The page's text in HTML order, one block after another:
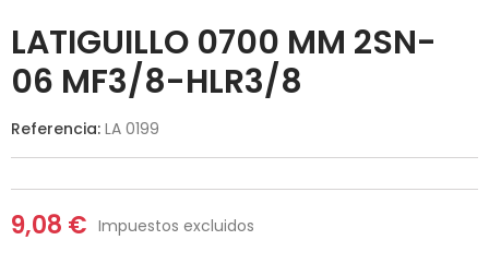
LATIGUILLO 0700 MM 2SN-
06 MF3/8-HLR3/8
Referencia: LA 0199
9,08 € Impuestos excluidos